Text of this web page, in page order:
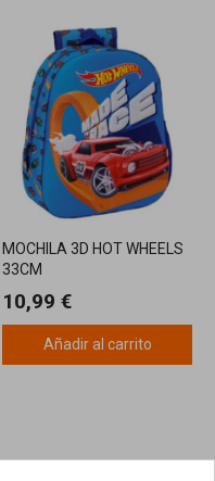
MOCHILA 3D HOT WHEELS
33CM
10,99 €
Añadir al carrito